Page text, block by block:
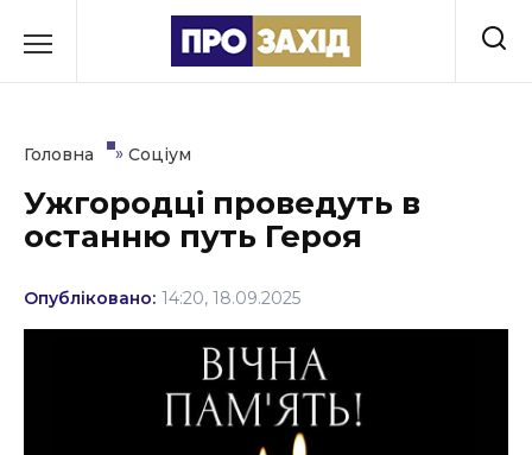
до
Культура
Освіта
Головна » Соціум
Ужгородці проведуть в
останню путь Героя
Опубліковано: 14:20, 18.09.2025